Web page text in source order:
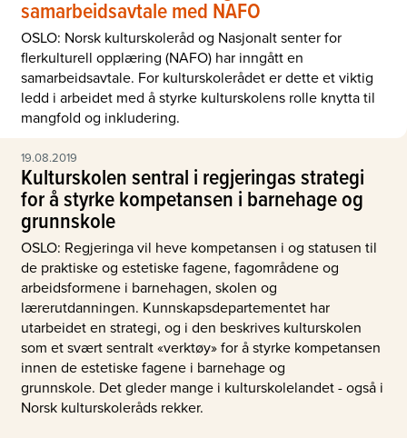
samarbeidsavtale med NAFO
OSLO: Norsk kulturskoleråd og Nasjonalt senter for
flerkulturell opplæring (NAFO) har inngått en
samarbeidsavtale. For kulturskolerådet er dette et viktig
ledd i arbeidet med å styrke kulturskolens rolle knytta til
mangfold og inkludering.
19.08.2019
Kulturskolen sentral i regjeringas strategi
for å styrke kompetansen i barnehage og
grunnskole
OSLO: Regjeringa vil heve kompetansen i og statusen til
de praktiske og estetiske fagene, fagområdene og
arbeidsformene i barnehagen, skolen og
lærerutdanningen. Kunnskapsdepartementet har
utarbeidet en strategi, og i den beskrives kulturskolen
som et svært sentralt «verktøy» for å styrke kompetansen
innen de estetiske fagene i barnehage og
grunnskole. Det gleder mange i kulturskolelandet - også i
Norsk kulturskoleråds rekker.